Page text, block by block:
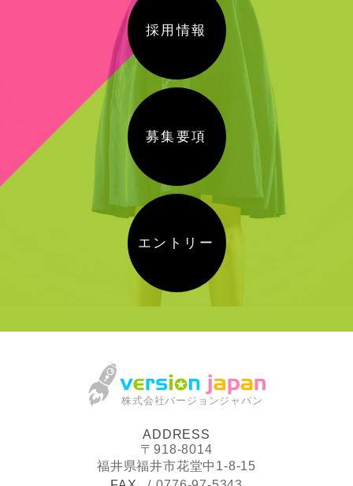
採用情報
募集要項
エントリー
株式会社バージョンジャパン
ADDRESS
〒918-8014
福井県福井市花堂中1-8-15